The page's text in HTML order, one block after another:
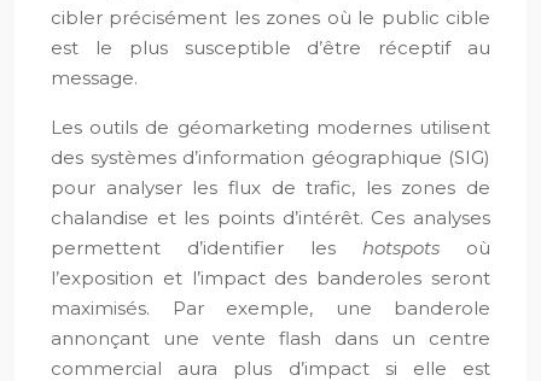
cibler précisément les zones où le public cible
est le plus susceptible d’être réceptif au
message.
Les outils de géomarketing modernes utilisent
des systèmes d’information géographique (SIG)
pour analyser les flux de trafic, les zones de
chalandise et les points d’intérêt. Ces analyses
permettent d’identifier les hotspots où
l’exposition et l’impact des banderoles seront
maximisés. Par exemple, une banderole
annonçant une vente flash dans un centre
commercial aura plus d’impact si elle est